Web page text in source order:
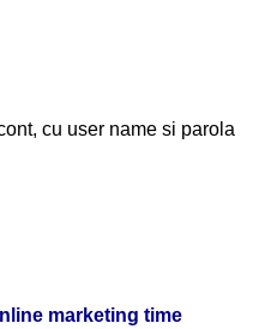
cu user name si parola
marketing time